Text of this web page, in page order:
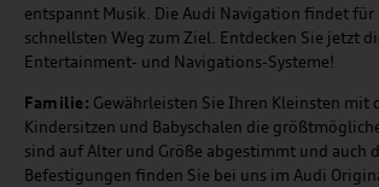
entspannt Musik. Die Audi Navigation findet für
schnellsten Weg zum Ziel. Entdecken Sie jetzt
Entertainment- und Navigations-Systeme!
Familie: Gewährleisten Sie Ihren Kleinsten mit
Kindersitzen und Babyschalen die
sind auf Alter und Größe abgestimmt und auch
Befestigungen finden Sie bei uns im Audi